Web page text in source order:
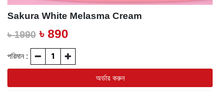
Sakura White Melasma Cream
৳ 1990 ৳ 890
পরিমান :